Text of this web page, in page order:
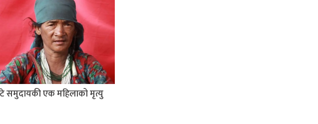
समुदायकी एक महिलाको मृत्यु